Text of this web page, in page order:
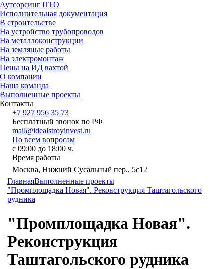
Аутсорсинг ПТО
Исполнительная документация
В строительстве
На устройство трубопроводов
На металлоконструкции
На земляные работы
На электромонтаж
Цены на ИД вахтой
О компании
Наша команда
Выполненные проекты
Контакты
+7 927 956 35 73
Бесплатный звонок по РФ
mail@idealstroyinvest.ru
По всем вопросам
с 09:00 до 18:00 ч.
Время работы
Москва, Нижний Сусальный пер., 5c12
ГлавнаяВыполненные проекты
"Промплощадка Новая". Реконструкция Таштагольского
рудника
"Промплощадка Новая".
Реконструкция
Таштагольского рудника